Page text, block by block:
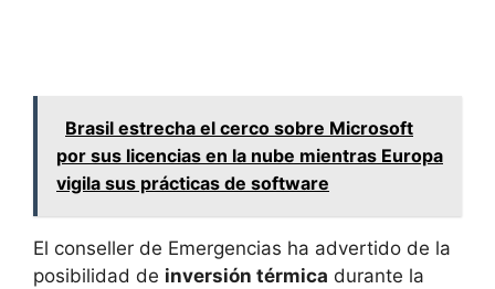
Brasil estrecha el cerco sobre Microsoft
por sus licencias en la nube mientras Europa
vigila sus prácticas de software
El conseller de Emergencias ha advertido de la
posibilidad de inversión térmica durante la